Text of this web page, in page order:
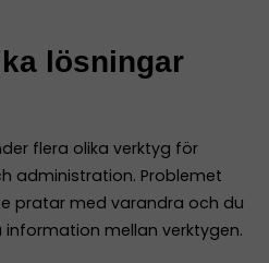
lösningar
flera olika verktyg för
administration. Problemet
pratar med varandra och du
mellan verktygen.